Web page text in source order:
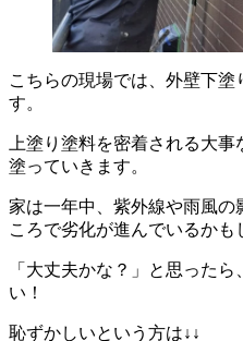
こちらの現場では、外壁下塗
す。
上塗り塗料を密着される大
塗っていきます。
家は一年中、紫外線や雨風の
ころで劣化が進んでいるかも
「大丈夫かな？」と思った
い！
恥ずかしいという方は↓↓